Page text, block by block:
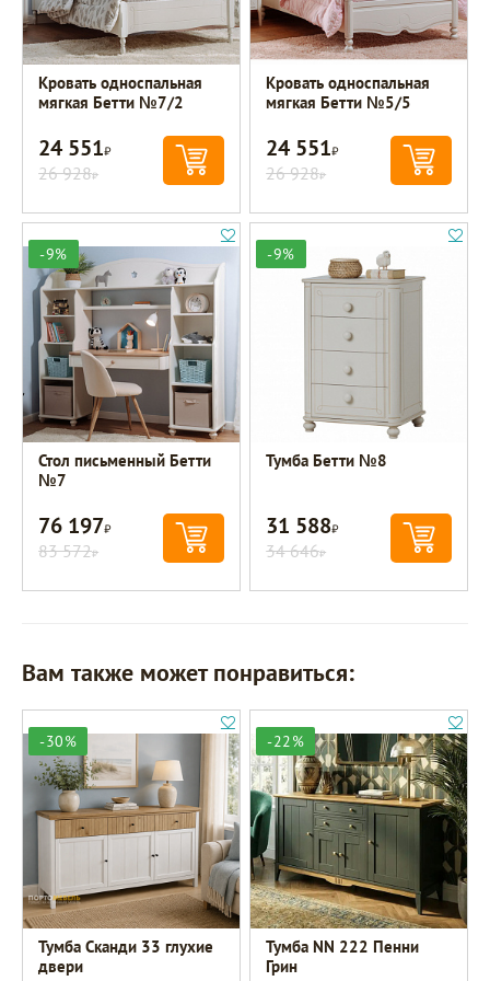
Кровать односпальная
мягкая Бетти №7/2
24 551Р
26 928Р
Кровать односпальная
мягкая Бетти №5/5
24 551Р
26 928Р
-9%
Стол письменный Бетти
№7
76 197Р
83 572Р
-9%
Тумба Бетти №8
31 588Р
34 646Р
Вам также может понравиться:
-30%
Тумба Сканди 33 глухие
двери
-22%
Тумба NN 222 Пенни
Грин